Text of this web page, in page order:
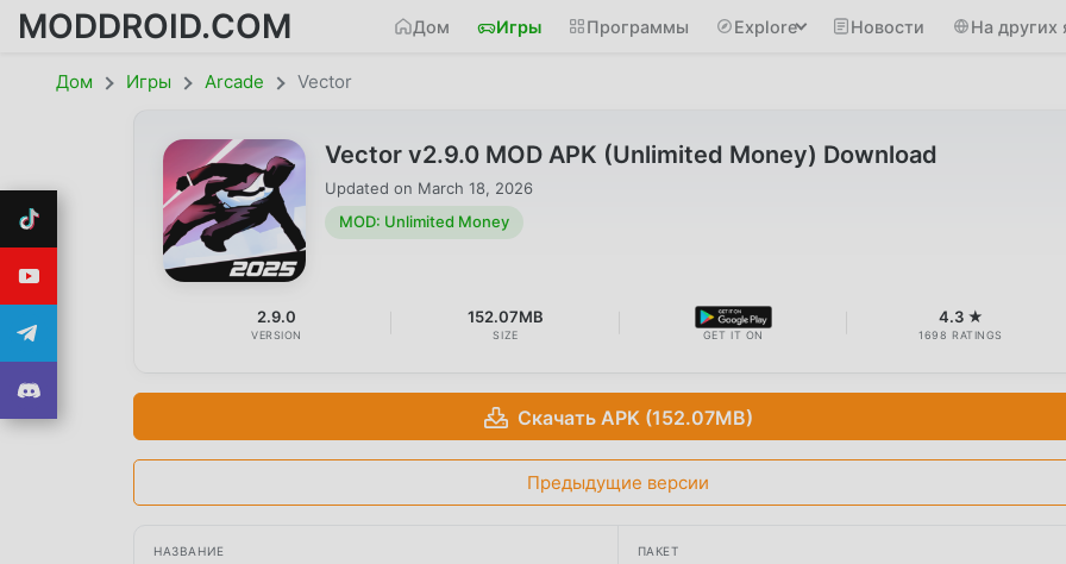
MODDROID.COM Дом Игры Программы Explore Новости На других
Дом Игры Arcade Vector
Vector v2.9.0 MOD APK (Unlimited Money) Download
Updated on March 18, 2026
MOD: Unlimited Money
2.9.0
VERSION
152.07MB
SIZE GET IT ON
4.3 ★
1698 RATINGS
Скачать APK (152.07MB)
Предыдущие версии
НАЗВАНИЕ ПАКЕТ